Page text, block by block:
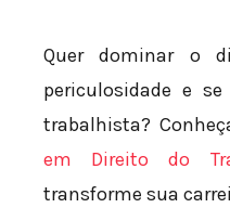
Quer dominar o
periculosidade e
trabalhista?
em Direito do
transforme sua